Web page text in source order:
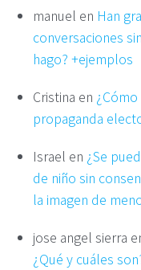
manuel en Han
conversaciones
hago? +ejemplos
Cristina en
propaganda
Israel en ¿Se
de niño sin
la imagen de
jose angel sierra
¿Qué y cuáles